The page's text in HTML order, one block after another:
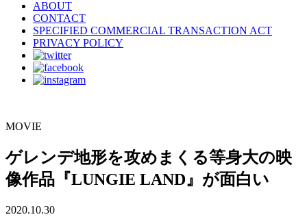
ABOUT
CONTACT
SPECIFIED COMMERCIAL TRANSACTION ACT
PRIVACY POLICY
MOVIE
ゲレンデ地形を攻めまくる等身大の映
像作品『LUNGIE LAND』が面白い
2020.10.30